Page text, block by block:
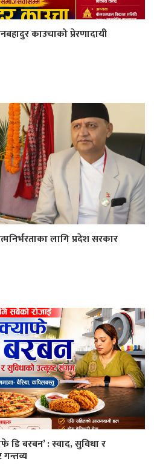
काउचाको प्रेरणादायी
लागि प्रदेश सरकार
डि बरबन’ : स्वाद, सुविधा र
गन्तव्य